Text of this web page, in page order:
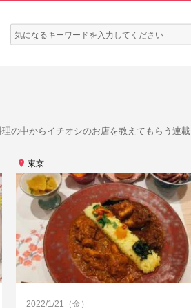
検
索:
の中からイチオシのお店を教えてもらう連載
東京
2022/1/21（金）